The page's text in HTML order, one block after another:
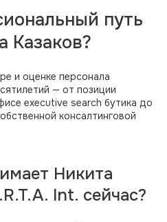
путь
Казаков?
и оценке персонала
— от позиции
executive search бутика до
консалтинговой
Никита
Int. сейчас?